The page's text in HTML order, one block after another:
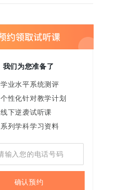
我们为您准备了
学业水平系统测评
个性化针对教学计划
线下逆袭试听课
系列学科学习资料
确认预约